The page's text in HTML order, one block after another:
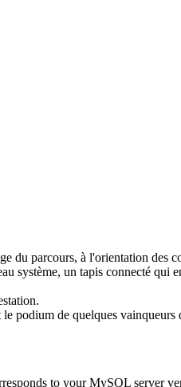
du parcours, à l'orientation des
système, un tapis connecté qui
podium de quelques vainqueurs
to your MySQL server